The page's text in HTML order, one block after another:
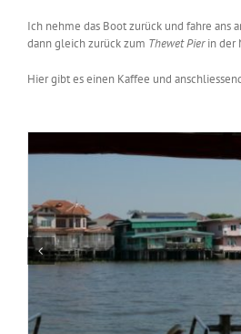
Ich nehme das Boot zurück und fahre ans
dann gleich zurück zum Thewet Pierin der
Hier gibt es einen Kaffee und